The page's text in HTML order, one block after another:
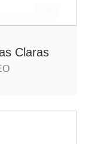
Claras